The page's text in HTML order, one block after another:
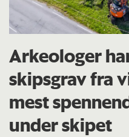
Arkeologer
skipsgrav fra
mest
under skipet